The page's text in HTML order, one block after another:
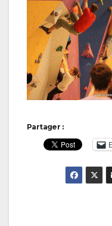
Partager :